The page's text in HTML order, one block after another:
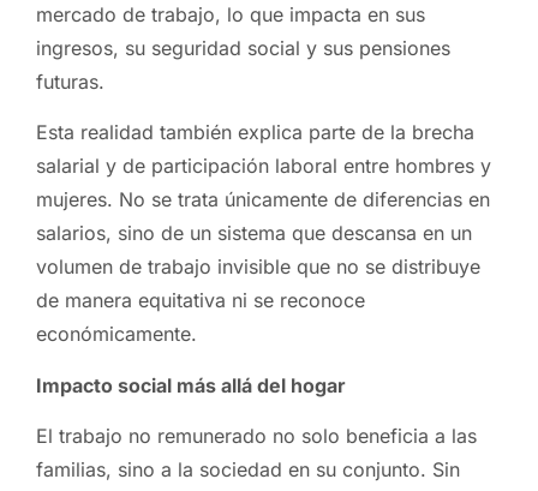
mercado de trabajo, lo que impacta en sus
ingresos, su seguridad social y sus pensiones
futuras.
Esta realidad también explica parte de la brecha
salarial y de participación laboral entre hombres y
mujeres. No se trata únicamente de diferencias en
salarios, sino de un sistema que descansa en un
volumen de trabajo invisible que no se distribuye
de manera equitativa ni se reconoce
económicamente.
Impacto social más allá del hogar
El trabajo no remunerado no solo beneficia a las
familias, sino a la sociedad en su conjunto. Sin